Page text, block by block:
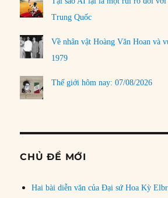
Trung Quốc
Về nhân vật Hoàng Văn Hoan và
1979
Thế giới hôm nay: 07/08/2026
CHỦ ĐỀ MỚI
Hai bài diễn văn của Đại sứ Hoa Kỳ